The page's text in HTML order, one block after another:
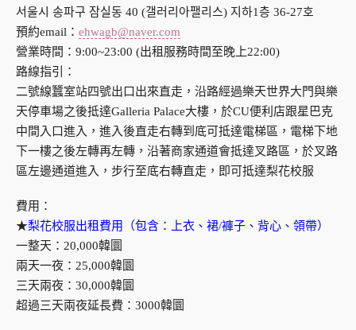
서울시 송파구 잠실동 40 (갤러리아팰리스) 지하1층 36-27호
預約email： ehwagb@naver.com
營業時間：9:00~23:00 (出租服務時間至晚上22:00)
路線指引：
二號線蠶室站四號出口出來直走，沿路經過樂天世界大門與樂
天停車場之後抵達Galleria Palace大樓，於CU便利店跟星巴克
中間入口進入，進入後直走右轉到底可抵達電梯區，電梯下地
下一樓之後左轉再左轉，沿著商家通道會抵達叉路區，於叉路
區左邊通道進入，步行至底右轉直走，即可抵達梨花校服
費用：
★梨花校服出租費用（包含：上衣、裙/褲子、背心、領帶）
一整天：20,000韓圜
兩天一夜：25,000韓圜
三天兩夜：30,000韓圜
超過三天兩夜延長費：3000韓圜